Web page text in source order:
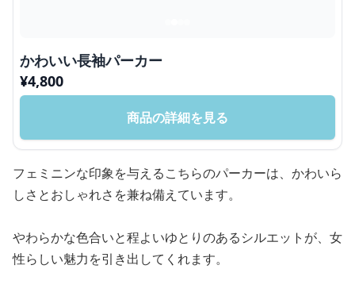
かわいい長袖パーカー
¥4,800
商品の詳細を見る
フェミニンな印象を与えるこちらのパーカーは、かわいら
しさとおしゃれさを兼ね備えています。
やわらかな色合いと程よいゆとりのあるシルエットが、女
性らしい魅力を引き出してくれます。